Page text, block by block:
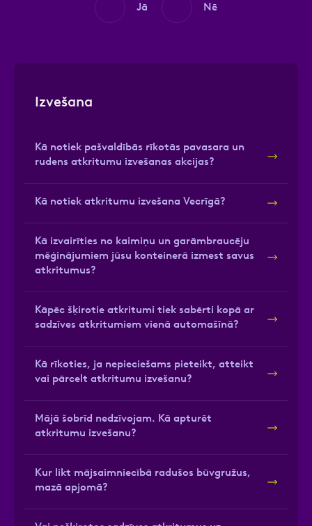
Izvešana
Kā notiek pašvaldībās rīkotās pavasara un
rudens atkritumu izvešanas akcijas?
Kā notiek atkritumu izvešana Vecrīgā?
Kā izvairīties no kaimiņu un garāmbraucēju
mēģinājumiem jūsu konteinerā izmest savus
atkritumus?
Kāpēc šķirotie atkritumi tiek sabērti kopā ar
sadzīves atkritumiem vienā automašīnā?
Kā rīkoties, ja nepieciešams pieteikt, atteikt
vai pārcelt atkritumu izvešanu?
Mājā šobrīd nedzīvojam. Kā apturēt
atkritumu izvešanu?
Kur likt mājsaimniecībā radušos būvgružus,
mazā apjomā?
Jā Nē